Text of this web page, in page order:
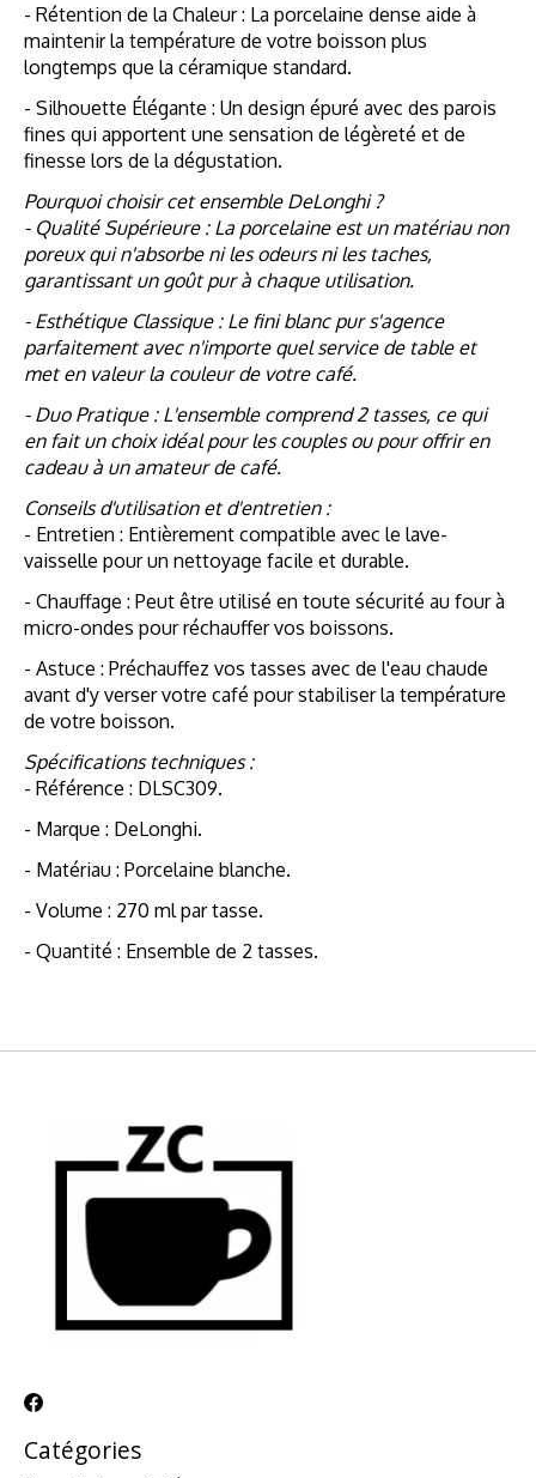
- Rétention de la Chaleur : La porcelaine dense aide à
maintenir la température de votre boisson plus
longtemps que la céramique standard.
- Silhouette Élégante : Un design épuré avec des parois
fines qui apportent une sensation de légèreté et de
finesse lors de la dégustation.
Pourquoi choisir cet ensemble DeLonghi ?
- Qualité Supérieure : La porcelaine est un matériau non
poreux qui n'absorbe ni les odeurs ni les taches,
garantissant un goût pur à chaque utilisation.
- Esthétique Classique : Le fini blanc pur s'agence
parfaitement avec n'importe quel service de table et
met en valeur la couleur de votre café.
- Duo Pratique : L'ensemble comprend 2 tasses, ce qui
en fait un choix idéal pour les couples ou pour offrir en
cadeau à un amateur de café.
Conseils d'utilisation et d'entretien :
- Entretien : Entièrement compatible avec le lave-
vaisselle pour un nettoyage facile et durable.
- Chauffage : Peut être utilisé en toute sécurité au four à
micro-ondes pour réchauffer vos boissons.
- Astuce : Préchauffez vos tasses avec de l'eau chaude
avant d'y verser votre café pour stabiliser la température
de votre boisson.
Spécifications techniques :
- Référence : DLSC309.
- Marque : DeLonghi.
- Matériau : Porcelaine blanche.
- Volume : 270 ml par tasse.
- Quantité : Ensemble de 2 tasses.
Catégories